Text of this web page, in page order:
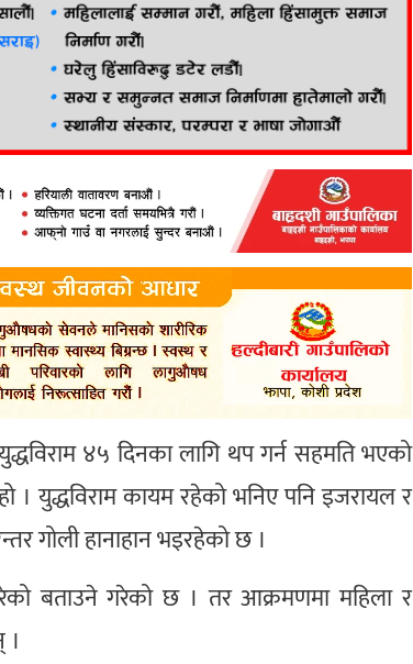
४५ दिनका लागि थप गर्न सहमति भएको
। युद्धविराम कायम रहेको भनिए पनि इजरायल र
गोली हानाहान भइरहेको छ ।
बताउने गरेको छ । तर आक्रमणमा महिला र